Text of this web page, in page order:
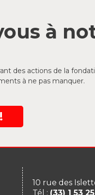
à
des actions de la
à ne pas manquer.
10 rue des
Tél : (33) 1 53